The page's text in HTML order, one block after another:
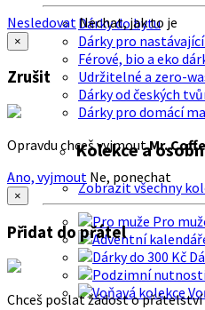
Dárky do bytu
Dárky pro
Férové, bio a eko
Udržitelné a zero-
Dárky od českých
Dárky pro domácí
Kolekce a
Zobrazit všechny
Pro
Nesledovat Nechat, jak to je
×
Zrušit
Opravdu chceš vyjmoutMr.
Ano, vyjmout Ne, ponechat
×
Přidat do přátel
Chceš poslat žádost o